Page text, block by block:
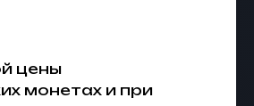
цены
монетах и при